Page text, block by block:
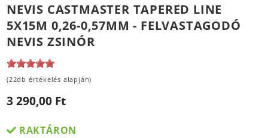
NEVIS CASTMASTER TAPERED LINE
5X15M 0,26-0,57MM - FELVASTAGODÓ
NEVIS ZSINÓR
(22db értékelés alapján)
3 290,00 Ft
RAKTÁRON